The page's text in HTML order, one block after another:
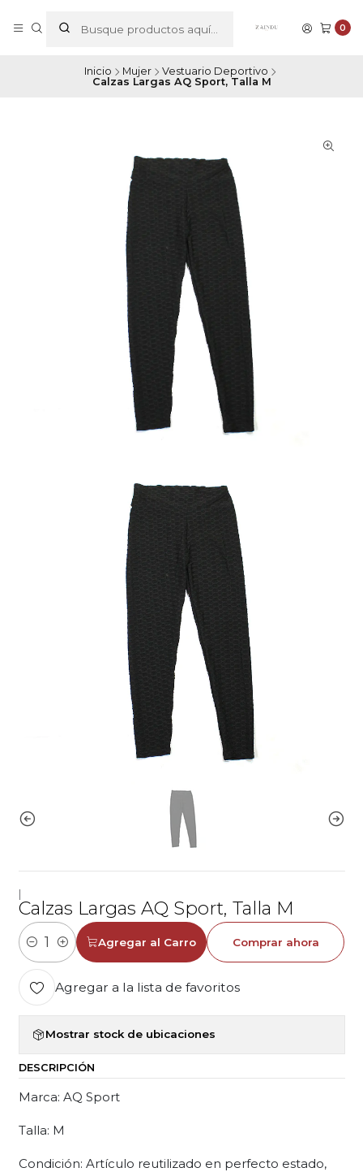
0
Inicio Mujer
Vestuario Deportivo
Calzas Largas AQ Sport, Talla M
Calzas Largas AQ Sport, Talla M
Cantidad
Agregar al Carro Comprar ahora
Agregar a la lista de favoritos
Mostrar stock de ubicaciones
DESCRIPCIÓN
Marca: AQ Sport
Talla: M
Condición: Artículo reutilizado en perfecto estado,